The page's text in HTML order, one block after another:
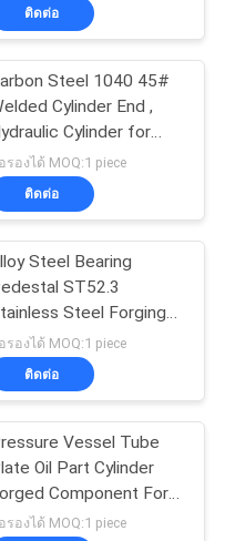
35
ติดต่อ
Steel 1040 45#
Cylinder End ,
Cylinder for
Machine
รองได้ MOQ:1 piece
ติดต่อ
Steel Bearing
ST52.3
Steel Forging
Bearing
รองได้ MOQ:1 piece
ติดต่อ
Vessel Tube
Oil Part Cylinder
Component For
Industry
รองได้ MOQ:1 piece